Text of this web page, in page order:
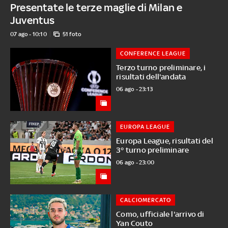
Presentate le terze maglie di Milan e
Juventus
07 ago - 10:10 51 foto
Terzo turno preliminare, i
risultati dell'andata
CONFERENCE LEAGUE
06 ago - 23:13
Europa League, risultati del
3° turno preliminare
EUROPA LEAGUE
06 ago - 23:00
Como, ufficiale l'arrivo di
Yan Couto
CALCIOMERCATO